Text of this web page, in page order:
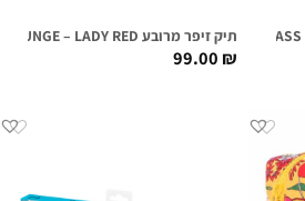
תיק זיפר מרובע FIRST CLASS LOUNGE – LADY RED
99.00₪